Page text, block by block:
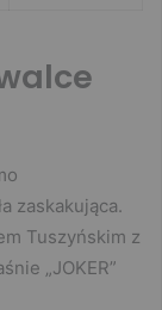
zaskakująca.
Tuszyńskim z
„JOKER”